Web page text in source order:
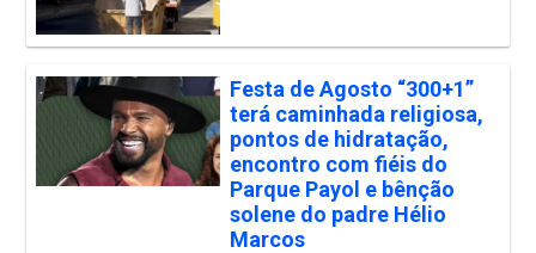
Festa de Agosto “300+1”
terá caminhada religiosa,
pontos de hidratação,
encontro com fiéis do
Parque Payol e bênção
solene do padre Hélio
Marcos